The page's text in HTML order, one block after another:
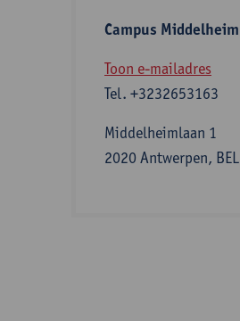
Campus Middelheim
Toon e-mailadres
Tel. +3232653163
Middelheimlaan 1
2020 Antwerpen, BEL